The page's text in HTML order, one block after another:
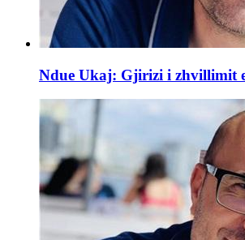
Ndue Ukaj: Gjirizi i zhvillimit